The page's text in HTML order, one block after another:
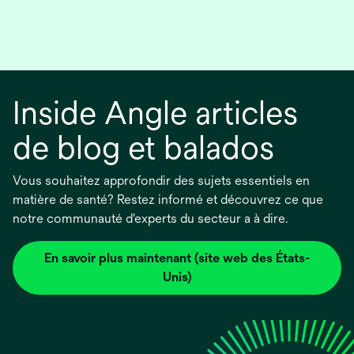
Inside Angle articles
de blog et balados
Vous souhaitez approfondir des sujets essentiels en
matière de santé? Restez informé et découvrez ce que
notre communauté d'experts du secteur a à dire.
En savoir plus maintenant (site web des États-
Unis)s’ouvre
dans